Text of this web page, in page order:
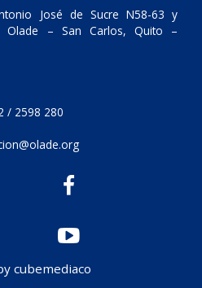
José de Sucre N58-63 y
Olade – San Carlos, Quito –
/ 2598 280
cubemediaco